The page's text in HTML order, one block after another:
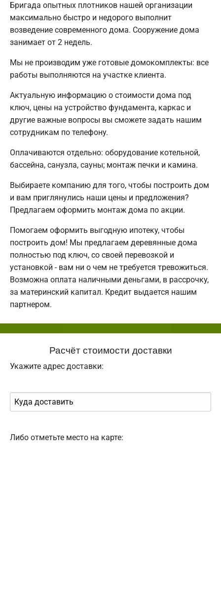
Бригада опытных плотников нашей организации
максимально быстро и недорого выполнит
возведение современного дома. Сооружение дома
занимает от 2 недель.
Мы не производим уже готовые домокомплекты: все
работы выполняются на участке клиента.
Актуальную информацию о стоимости дома под
ключ, цены на устройство фундамента, каркас и
другие важные вопросы вы сможете задать нашим
сотрудникам по телефону.
Оплачиваются отдельно: оборудование котельной,
бассейна, санузла, сауны; монтаж печки и камина.
Выбираете компанию для того, чтобы построить дом
и вам приглянулись наши цены и предложения?
Предлагаем оформить монтаж дома по акции.
Помогаем оформить выгодную ипотеку, чтобы
построить дом! Мы предлагаем деревянные дома
полностью под ключ, со своей перевозкой и
установкой - вам ни о чем не требуется тревожиться.
Возможна оплата наличными деньгами, в рассрочку,
за материнский капитал. Кредит выдается нашим
партнером.
Расчёт стоимости доставки
Укажите адрес доставки:
Либо отметьте место на карте: